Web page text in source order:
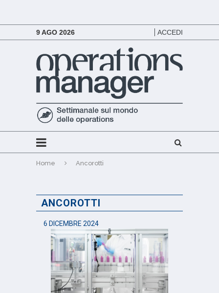
9 AGO 2026 ACCEDI
Home Ancorotti
ANCOROTTI
6 DICEMBRE 2024